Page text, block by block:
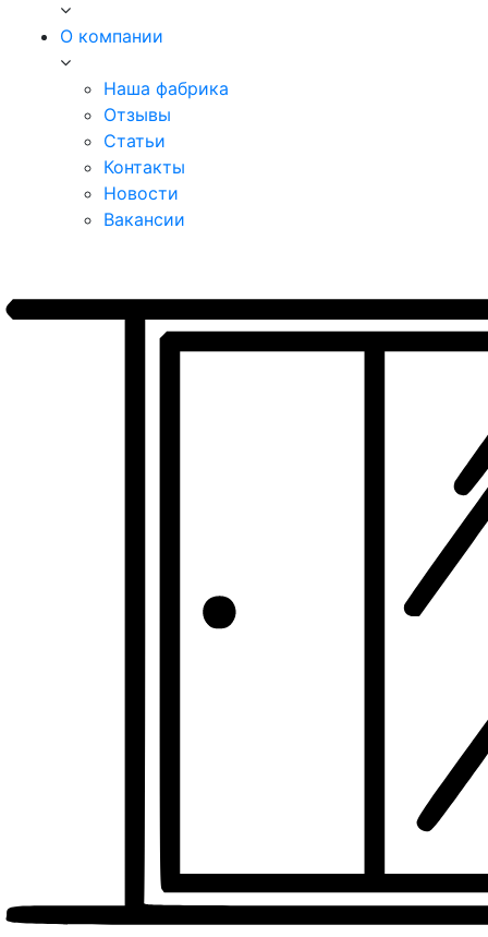
О компании
Наша фабрика
Отзывы
Статьи
Контакты
Новости
Вакансии